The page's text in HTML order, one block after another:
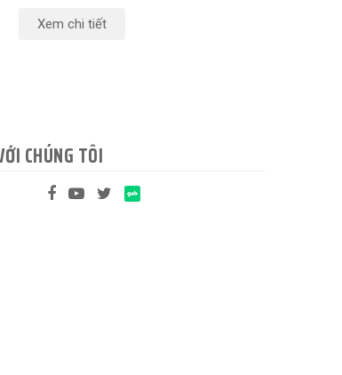
Xem chi tiết
CHÚNG TÔI